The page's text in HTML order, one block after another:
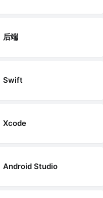
后端
Swift
Xcode
Android Studio